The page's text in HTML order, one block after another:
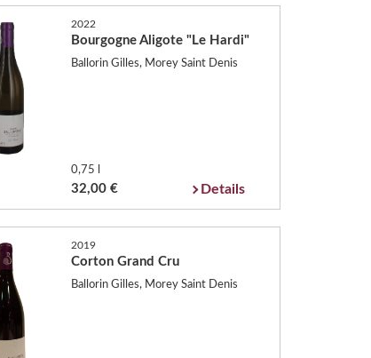
2022
Bourgogne Aligote "Le Hardi"
Ballorin Gilles, Morey Saint Denis
0,75 l
32,00 € Details
2019
Corton Grand Cru
Ballorin Gilles, Morey Saint Denis